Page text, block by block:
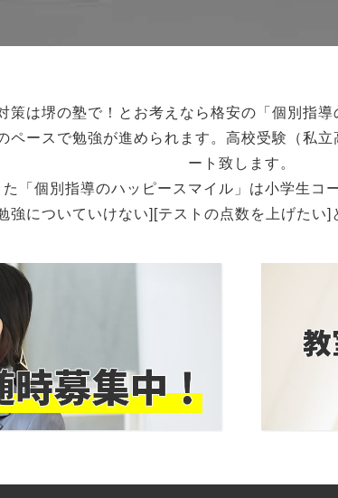
策は堺の塾で！ とお考えなら格安の「個別指導
ースで勉強が進められます。 高校受験（私立
ート致します。
た「個別指導のハッピースマイル」は小学生コ
強についていけない][テストの点数を上げたい